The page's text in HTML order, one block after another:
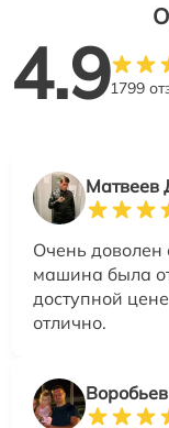
4.91799
Матвеев
Очень доволен
машина была
доступной
отлично.